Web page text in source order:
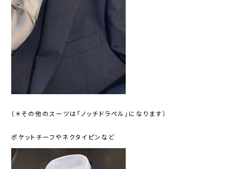
（＊その他のスーツは「ノッチドラペル」になります）
ポケットチーフやネクタイピンなど